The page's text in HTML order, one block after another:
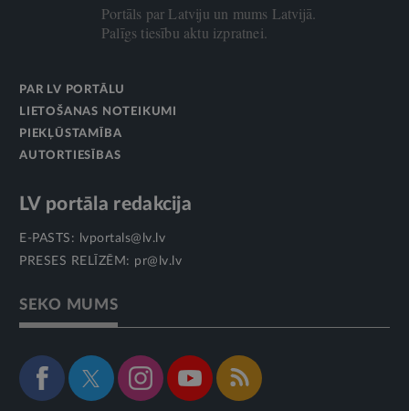
Portāls par Latviju un mums Latvijā.
Palīgs tiesību aktu izpratnei.
PAR LV PORTĀLU
LIETOŠANAS NOTEIKUMI
PIEKĻŪSTAMĪBA
AUTORTIESĪBAS
LV portāla redakcija
E-PASTS:
lvportals@lv.lv
PRESES RELĪZĒM: pr@lv.lv
SEKO MUMS